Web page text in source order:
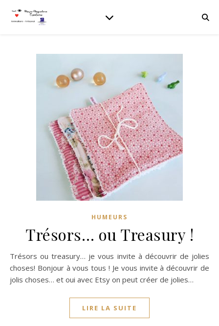
HUMEURS
Trésors… ou Treasury !
Trésors ou treasury… je vous invite à découvrir de jolies
choses! Bonjour à vous tous ! Je vous invite à découvrir de
jolis choses… et oui avec Etsy on peut créer de jolies…
LIRE LA SUITE